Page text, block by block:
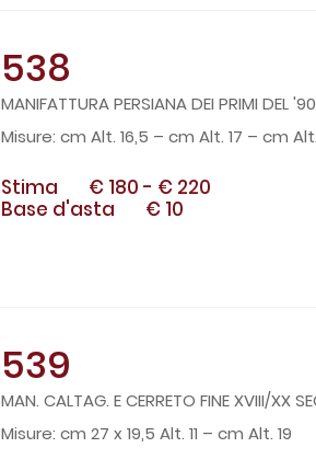
538
MANIFATTURA PERSIANA DEI PRIMI
cm Alt. 16,5 – cm Alt. 17 – cm
Stima € 180 - € 220
Base d'asta
€ 10
539
MAN. CALTAG. E CERRETO FINE XVIII/
cm 27 x 19,5 Alt. 11 – cm Alt. 19